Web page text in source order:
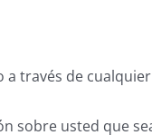
través de
sobre usted que